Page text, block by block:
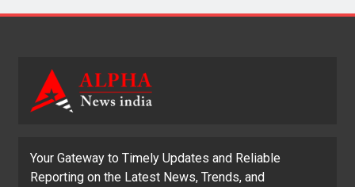
Your Gateway to Timely Updates and Reliable
Reporting on the Latest News, Trends, and